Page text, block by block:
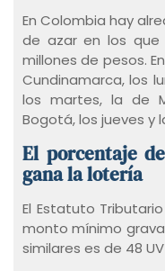
En Colombia hay
de azar en los
millones de pesos.
Cundinamarca, los
los martes, la de
Bogotá, los jueves y
El porcentaje
gana la lotería
El Estatuto
monto mínimo
similares es de 48